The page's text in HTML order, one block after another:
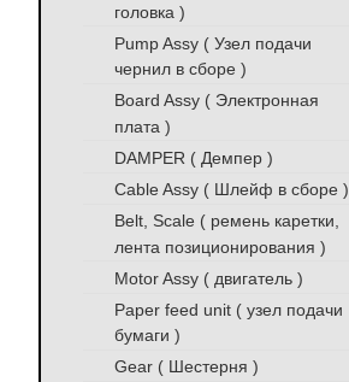
головка )
Pump Assy ( Узел подачи
чернил в сборе )
Board Assy ( Электронная
плата )
DAMPER ( Демпер )
Cable Assy ( Шлейф в сборе )
Belt, Scale ( ремень каретки,
лента позиционирования )
Motor Assy ( двигатель )
Paper feed unit ( узел подачи
бумаги )
Gear ( Шестерня )